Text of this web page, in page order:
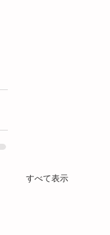
すべて表示